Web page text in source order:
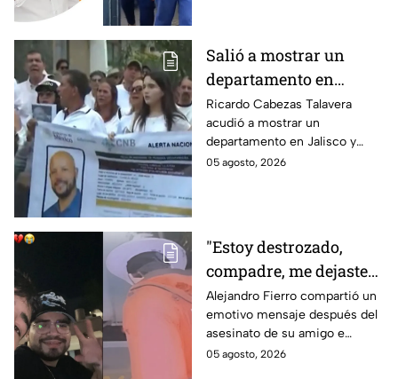
Salió a mostrar un
departamento en
Zapopan y no volvió a
casa: Buscan a Ricardo
Cabezas Talavera en
Jalisco
Ricardo Cabezas Talavera
acudió a mostrar un
departamento en Jalisco y
después desapareció;
05 agosto, 2026
"Estoy destrozado,
compadre, me dejaste":
Así reaccionó
Alejandro Fierro al
asesinato del
influencer César
Alejandro Fierro compartió un
emotivo mensaje después del
asesinato de su amigo e
influencer César Gastélum;
05 agosto, 2026